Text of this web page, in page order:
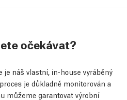
očekávat?
je náš vlastní, in-house vyráběný
je důkladně monitorován a
můžeme garantovat výrobní